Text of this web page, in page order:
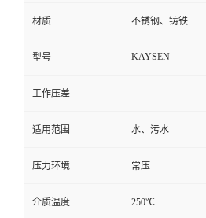
材质 不锈钢、铸铁
型号 KAYSEN
工作压差
适用范围 水、污水
压力环境 常压
介质温度 250℃